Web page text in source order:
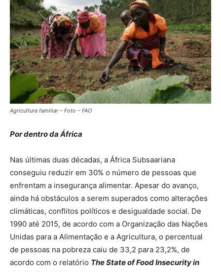
Agricultura familiar – Foto – FAO
Por dentro da África
Nas últimas duas décadas, a África Subsaariana
conseguiu reduzir em 30% o número de pessoas que
enfrentam a insegurança alimentar. Apesar do avanço,
ainda há obstáculos a serem superados como alterações
climáticas, conflitos políticos e desigualdade social. De
1990 até 2015, de acordo com a Organização das Nações
Unidas para a Alimentação e a Agricultura, o percentual
de pessoas na pobreza caiu de 33,2 para 23,2%, de
acordo com o relatório The State of Food Insecurity in